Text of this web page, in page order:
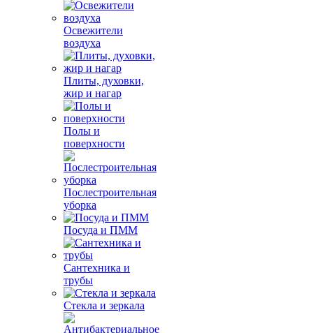
Освежители
воздуха
Плиты, духовки,
жир и нагар
Полы и
поверхности
Послестроительная
уборка
Посуда и ПММ
Сантехника и
трубы
Стекла и зеркала